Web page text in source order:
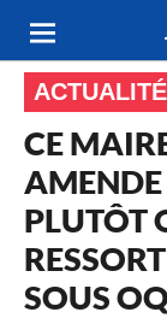
CE
PLUTÔT
SOUS